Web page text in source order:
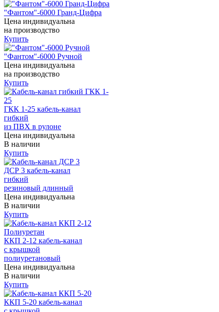
"Фантом"-6000 Гранд-Цифра
Цена индивидуальна
на производство
Купить
"Фантом"-6000 Ручной
Цена индивидуальна
на производство
Купить
ГКК 1-25 кабель-канал
гибкий
из ПВХ в рулоне
Цена индивидуальна
В наличии
Купить
ДСР 3 кабель-канал
гибкий
резиновый длинный
Цена индивидуальна
В наличии
Купить
ККП 2-12 кабель-канал
с крышкой
полиуретановый
Цена индивидуальна
В наличии
Купить
ККП 5-20 кабель-канал